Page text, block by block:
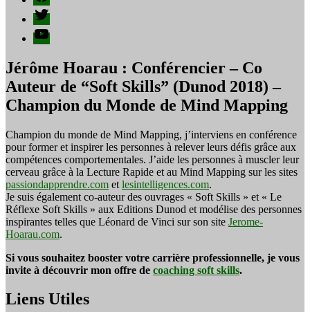
Twitter
YouTube
Jérôme Hoarau : Conférencier – Co
Auteur de “Soft Skills” (Dunod 2018) –
Champion du Monde de Mind Mapping
Champion du monde de Mind Mapping, j’interviens en conférence
pour former et inspirer les personnes à relever leurs défis grâce aux
compétences comportementales. J’aide les personnes à muscler leur
cerveau grâce à la Lecture Rapide et au Mind Mapping sur les sites
passiondapprendre.com et lesintelligences.com.
Je suis également co-auteur des ouvrages « Soft Skills » et « Le
Réflexe Soft Skills » aux Editions Dunod et modélise des personnes
inspirantes telles que Léonard de Vinci sur son site Jerome-
Hoarau.com.
Si vous souhaitez booster votre carrière professionnelle, je vous
invite à découvrir mon offre de coaching soft skills.
Liens Utiles